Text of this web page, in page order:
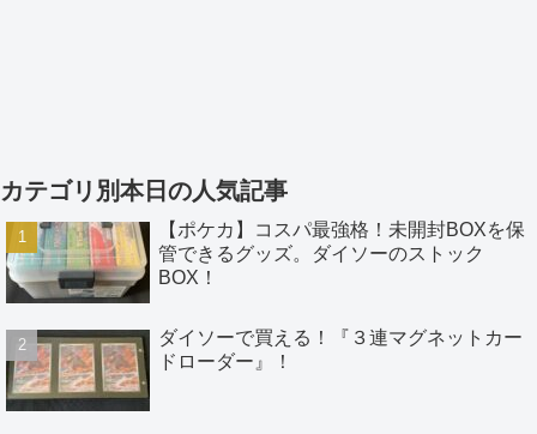
カテゴリ別本日の人気記事
【ポケカ】コスパ最強格！未開封BOXを保
管できるグッズ。ダイソーのストック
BOX！
ダイソーで買える！『３連マグネットカー
ドローダー』！